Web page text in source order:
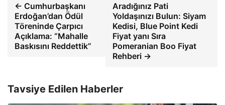
← Cumhurbaşkanı
Erdoğan’dan Ödül
Töreninde Çarpıcı
Açıklama: “Mahalle
Baskısını Reddettik”
Aradığınız Pati
Yoldaşınızı Bulun: Siyam
Kedisi, Blue Point Kedi
Fiyat yanı Sıra
Pomeranian Boo Fiyat
Rehberi →
Tavsiye Edilen Haberler